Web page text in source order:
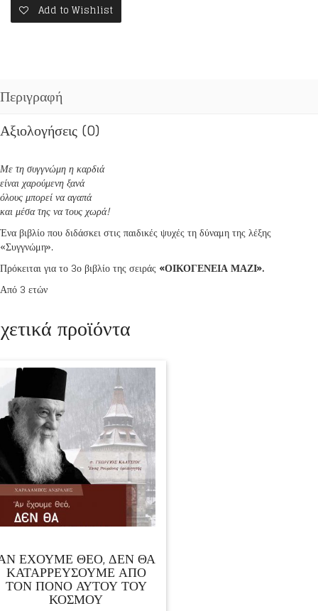
Add to Wishlist
Περιγραφή
Αξιολογήσεις (0)
Με τη συγγνώμη η καρδιά
είναι χαρούμενη ξανά
όλους μπορεί να αγαπά
και μέσα της να τους χωρά!
Ένα βιβλίο που διδάσκει στις παιδικές ψυχές τη δύναμη της λέξης
«Συγγνώμη».
Πρόκειται για το 3ο βιβλίο της σειράς «ΟΙΚΟΓΕΝΕΙΑ ΜΑΖΙ».
Από 3 ετών
προϊόντα
ΕΧΟΥΜΕ ΘΕΟ, ΔΕΝ ΘΑ
ΚΑΤΑΡΡΕΥΣΟΥΜΕ ΑΠΟ
ΤΟΝ ΠΟΝΟ ΑΥΤΟΥ ΤΟΥ
ΚΟΣΜΟΥ